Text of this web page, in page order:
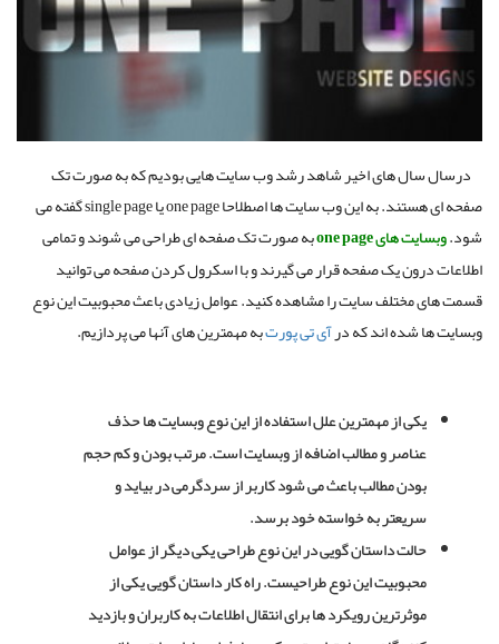
درسال سال های اخیر شاهد رشد وب سایت هایی بودیم که به صورت تک
صفحه ای هستند. به این وب سایت ها اصطلاحا one page یا single page گفته می
شود.وبسایت های one page
به صورت تک صفحه ای طراحی می شوند و تمامی
اطلاعات درون یک صفحه قرار می گیرند و با اسکرول کردن صفحه می توانید
قسمت های مختلف سایت را مشاهده کنید. عوامل زیادی باعث محبوبیت این نوع
وبسایت ها شده اند که درآی تی پورتبه مهمترین های آنها می پردازیم.
یکی از مهمترین علل استفاده از این نوع وبسایت ها حذف
عناصر و مطالب اضافه از وبسایت است. مرتب بودن و کم حجم
بودن مطالب باعث می شود کاربر از سردگرمی در بیاید و
سریعتر به خواسته خود برسد.
حالت داستان گویی در این نوع طراحی یکی دیگر از عوامل
محبوبیت این نوع طراحیست. راه کار داستان گویی یکی از
موثرترین رویکرد ها برای انتقال اطلاعات به کاربران و بازدید